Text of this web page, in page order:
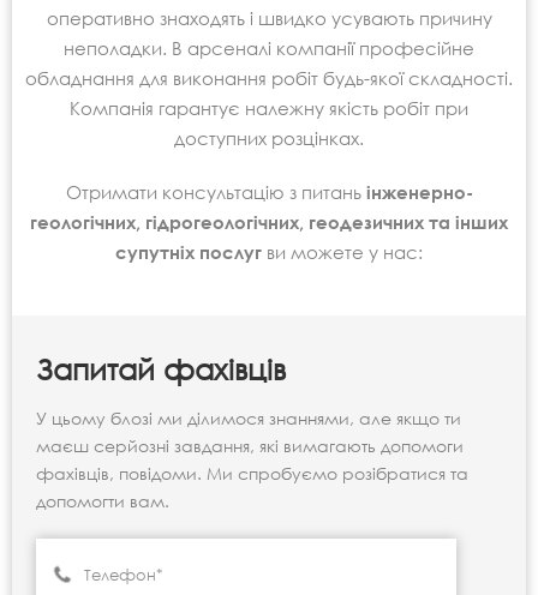
оперативно знаходять і швидко усувають причину
неполадки. В арсеналі компанії професійне
обладнання для виконання робіт будь-якої складності.
Компанія гарантує належну якість робіт при
доступних розцінках.
Отримати консультацію з питань інженерно-
геологічних, гідрогеологічних, геодезичних та інших
супутніх послуг ви можете у нас:
Запитай фахівців
У цьому блозі ми ділимося знаннями, але якщо ти
маєш серйозні завдання, які вимагають допомоги
фахівців, повідоми. Ми спробуємо розібратися та
допомогти вам.